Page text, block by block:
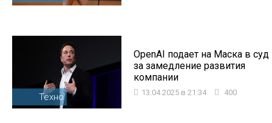
Техно
OpenAI подает на Маска в суд
за замедление развития
компании
13.04.2025 в 21:34 400